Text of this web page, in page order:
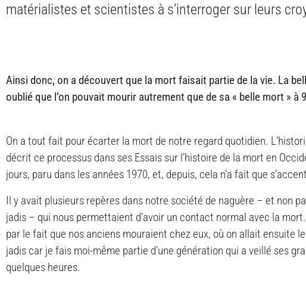
matérialistes et scientistes à s’interroger sur leurs
Ainsi donc, on a découvert que la mort faisait partie de la vie. La
oublié que l’on pouvait mourir autrement que de sa « belle mort » à
On a tout fait pour écarter la mort de notre regard quotidien.
décrit ce processus dans ses Essais sur l’histoire de la mort en
jours, paru dans les années 1970, et, depuis, cela n’a fait que
Il y avait plusieurs repères dans notre société de naguère – et non
jadis – qui nous permettaient d’avoir un contact normal avec la
par le fait que nos anciens mouraient chez eux, où on allait ensuite
jadis car je fais moi-même partie d’une génération qui a veillé ses
quelques heures.